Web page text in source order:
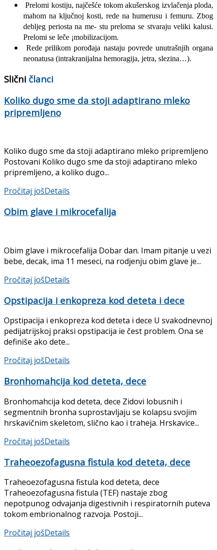
Prelomi kostiju, najčešće tokom akušerskog izvlačenja ploda,
mahom na ključnoj kosti, rede na humerusu i femuru. Zbog
debljeg periosta na me- stu preloma se stvaraju veliki kalusi.
Prelomi se leče ¡mobilizacijom.
Rede prilikom porođaja nastaju povrede unutrašnjih organa
neonatu­sa (intrakranijalna hemoragija, jetra, slezina…).
Slični članci
Koliko dugo sme da stoji adaptirano mleko
pripremljeno
Koliko dugo sme da stoji adaptirano mleko pripremljeno
Postovani Koliko dugo sme da stoji adaptirano mleko
pripremljeno, a koliko dugo...
Pročitaj jošDetails
Obim glave i mikrocefalija
Obim glave i mikrocefalija Dobar dan. Imam pitanje u vezi
bebe, decak, ima 11 meseci, na rodjenju obim glave je...
Pročitaj jošDetails
Opstipacija i enkopreza kod deteta i dece
Opstipacija i enkopreza kod deteta i dece U svakodnevnoj
pedijatrijskoj praksi opstipacija ie čest pro­blem. Ona se
definiše ako dete...
Pročitaj jošDetails
Bronhomahcija kod deteta, dece
Bronhomahcija kod deteta, dece Zidovi lobusnih i
segmentnih bronha suprostavljaju se kolapsu svojim
hrskavičnim skeletom, slično kao i traheja. Hrskavice...
Pročitaj jošDetails
Traheoezofagusna fistula kod deteta, dece
Traheoezofagusna fistula kod deteta, dece
Traheoezofagusna fistula (TEF) nastaje zbog
nepotpunog odva­janja digestivnih i respiratornih puteva
tokom embrionalnog razvoja. Postoji...
Pročitaj jošDetails